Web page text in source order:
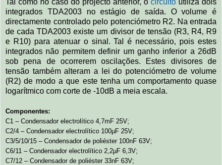
integrados TDA2003 no estágio de saída. O volume é
directamente controlado pelo potenciómetro R2. Na entrada
de cada TDA2003 existe um divisor de tensão (R3, R4, R9
e R10) para atenuar o sinal. Tal é necessário, pois estes
integrados não permitem definir um ganho inferior a 26dB
sob pena de ocorrerem oscilações. Estes divisores de
tensão também alteram a lei do potenciómetro de volume
(R2) de modo a que este tenha um comportamento quase
logarítmico com corte de -10dB a meia escala.
Componentes:
C1 – Condensador electrolítico 4,7mF 25V;
C2/4 – Condensador electrolítico 100µF 25V;
C3/5/10/15 – Condensador de poliéster 100nF 63V;
C6/11 – Condensador electrolítico 2,2µF 6,3V;
C7/12 – Condensador de poliéster 33nF 63V;